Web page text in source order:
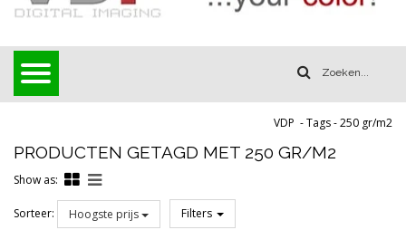
VDP -Tags-250 gr/m2
PRODUCTEN GETAGD MET 250 GR/M2
Show as:
Sorteer: Hoogste prijs Filters